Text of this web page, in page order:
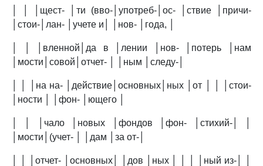
│ │ │щест- │ти (вво-│употреб-│ос- │ствие │причи-
│стои-│лан- │учете и│ │нов- │года, │
│ │ │вленной│да в │лении │нов- │потерь │нам
│мости│совой│отчет- │ │ным │следу-│
│ │ │на на- │действие│основных│ных │от │ │ │стои-
│ности │ │фон- │ющего │
│ │ │чало │новых │фондов │фон- │стихий-│ │
│мости│(учет- │ │дам │за от-│
│ │ │отчет- │основных│ │дов │ных │ │ │ │ный из-│ │